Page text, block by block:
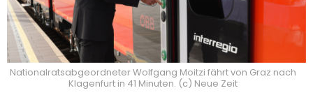
Nationalratsabgeordneter Wolfgang Moitzi fährt von Graz nach
Klagenfurt in 41 Minuten. (c) Neue Zeit